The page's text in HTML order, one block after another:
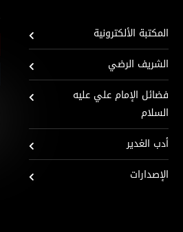
المكتبة الألكترونية
الشريف الرضي
فضائل الإمام علي عليه
السلام
أدب الغدير
الإصدارات